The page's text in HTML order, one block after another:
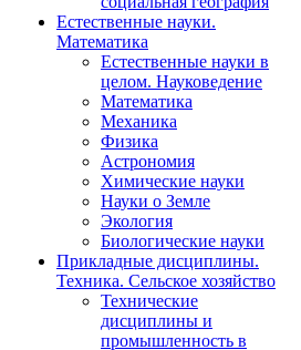
Естественные науки.
Математика
Естественные науки в
целом. Науковедение
Математика
Механика
Физика
Астрономия
Химические науки
Науки о Земле
Экология
Биологические науки
Прикладные дисциплины.
Техника. Сельское хозяйство
Технические
дисциплины и
промышленность в